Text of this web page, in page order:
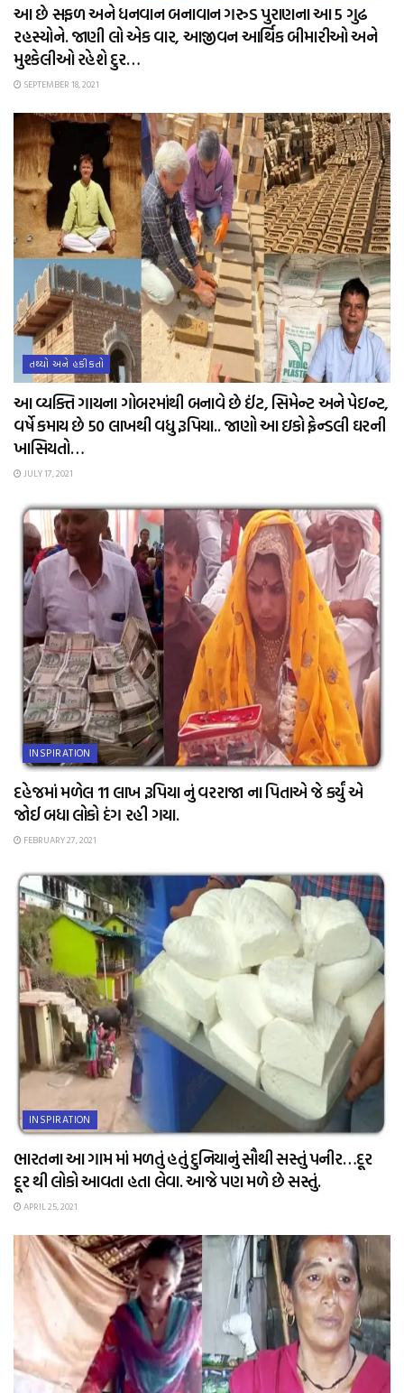
આ છે સફળ અને ધનવાન બનાવાન ગરુડ પુરાણના આ 5 ગુઢ
રહસ્યોને. જાણી લો એક વાર, આજીવન આર્થિક બીમારીઓ અને
મુશ્કેલીઓ રહેશે દુર…
SEPTEMBER 18, 2021
તથ્યો અને હકીકતો
આ વ્યક્તિ ગાયના ગોબરમાંથી બનાવે છે ઈંટ, સિમેન્ટ અને પેઇન્ટ,
વર્ષે કમાય છે 50 લાખથી વધુ રૂપિયા.. જાણો આ ઇકો ફ્રેન્ડલી ઘરની
ખાસિયતો…
JULY 17, 2021
INSPIRATION
દહેજમાં મળેલ 11 લાખ રૂપિયા નું વરરાજા ના પિતાએ જે કર્યું એ
જોઈ બધા લોકો દંગ રહી ગયા.
FEBRUARY 27, 2021
INSPIRATION
ભારતના આ ગામ માં મળતું હતું દુનિયાનું સૌથી સસ્તું પનીર…દૂર
દૂર થી લોકો આવતા હતા લેવા. આજે પણ મળે છે સસ્તું.
APRIL 25, 2021